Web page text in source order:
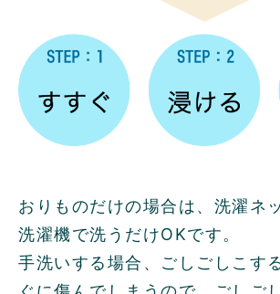
おりものだけの場合は、洗濯ネ
洗濯機で洗うだけOKです。
手洗いする場合、ごしごしこす